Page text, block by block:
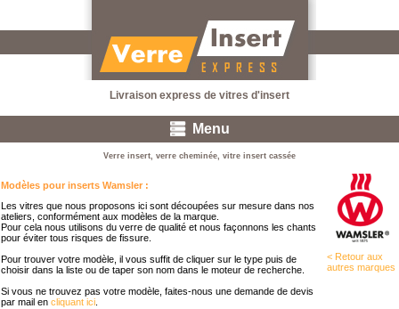
Livraison express de vitres d'insert
Menu
Verre insert, verre cheminée, vitre insert cassée
Modèles pour inserts Wamsler :
Les vitres que nous proposons ici sont découpées sur mesure dans nos
ateliers, conformément aux modèles de la marque.
Pour cela nous utilisons du verre de qualité et nous façonnons les chants
pour éviter tous risques de fissure.
Pour trouver votre modèle, il vous suffit de cliquer sur le type puis de
choisir dans la liste ou de taper son nom dans le moteur de recherche.
Si vous ne trouvez pas votre modèle, faites-nous une demande de devis
par mail en cliquant ici
< Retour aux
autres marques